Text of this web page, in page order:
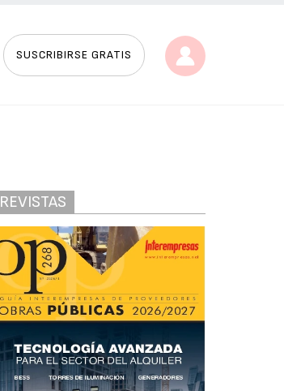
SUSCRIBIRSE GRATIS
REVISTAS